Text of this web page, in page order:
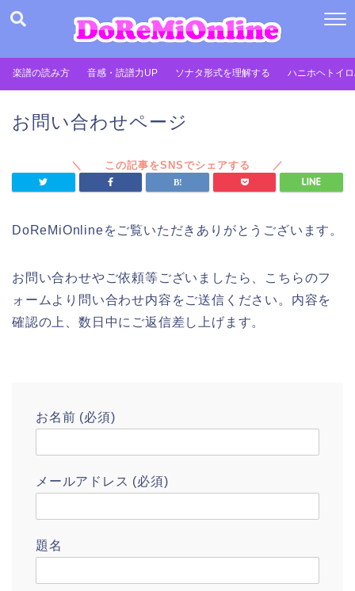
When autocomplete results are available use up and
楽譜の読み方 音感・読譜力UP ソナタ形式を理解する ハニホヘトイ
お問い合わせページ
DoReMiOnlineをご覧いただきありがとうございます。
お問い合わせやご依頼等ございましたら、こちらのフ
ォームより問い合わせ内容をご送信ください。内容を
確認の上、数日中にご返信差し上げます。
お名前 (必須)
メールアドレス (必須)
題名